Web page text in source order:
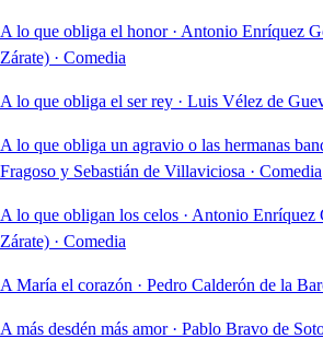
A lo que obliga el honor · Antonio Enríquez
Zárate) · Comedia
A lo que obliga el ser rey · Luis Vélez de
A lo que obliga un agravio o las hermanas
Fragoso y Sebastián de Villaviciosa · Comedia
A lo que obligan los celos · Antonio Enríquez
Zárate) · Comedia
A María el corazón · Pedro Calderón de la
A más desdén más amor · Pablo Bravo de